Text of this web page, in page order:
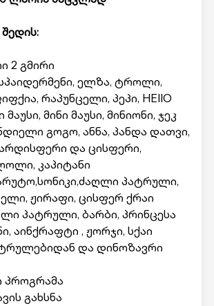
2 გმირი
ელზა, ტროლი,
რაპუნცელი, პეპი, HEllO
მაუსი, მინი მაუსი, მინიონი, ჯეკ
გოგო, ანნა, პანდა დათვი,
და ცისფერი,
კაპიტანი
პატრული,
ჟირაფი, ცისფერ ქრაი
პატრული, ბარბი, პრინცესა
აინქრაფტი , ჟორჯი, სქაი
და დინოზავრი
პროგრამა
გახსნა